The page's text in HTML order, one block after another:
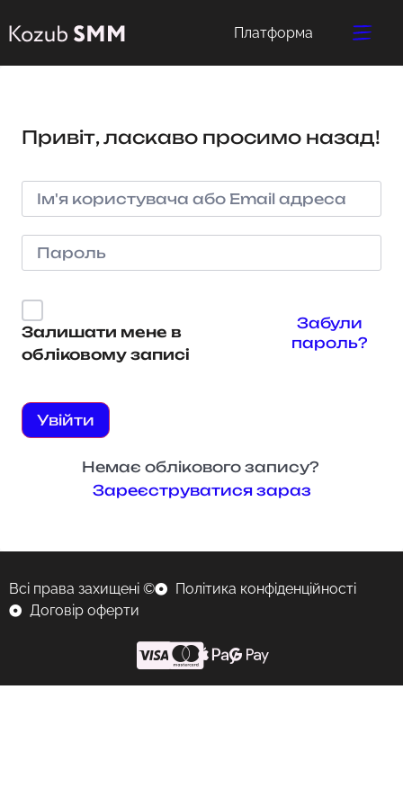
Платформа
Привіт, ласкаво просимо назад!
Залишати мене в
обліковому записі
Забули
пароль?
Увійти
Немає облікового запису?
Зареєструватися зараз
Всі права захищені ©
Політика конфіденційності
Договір оферти